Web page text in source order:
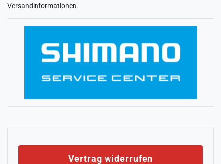
Versandinformationen.
Vertrag widerrufen